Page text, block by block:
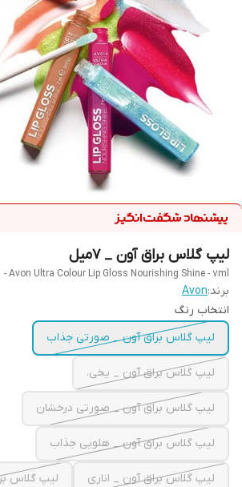
لیپ گلاس براق آون _ ۷میل
Avon Ultra Colour Lip Gloss Nourishing Shine - 7ml -
برند:Avon
انتخاب رنگ
لیپ گلاس براق آون _ صورتی جذاب
لیپ گلاس براق آون _ یخی.
لیپ گلاس براق آون _ صورتی درخشان
لیپ گلاس براق آون _ هلویی جذاب
لیپ گلاس براق آون _ اناری لیپ گلاس